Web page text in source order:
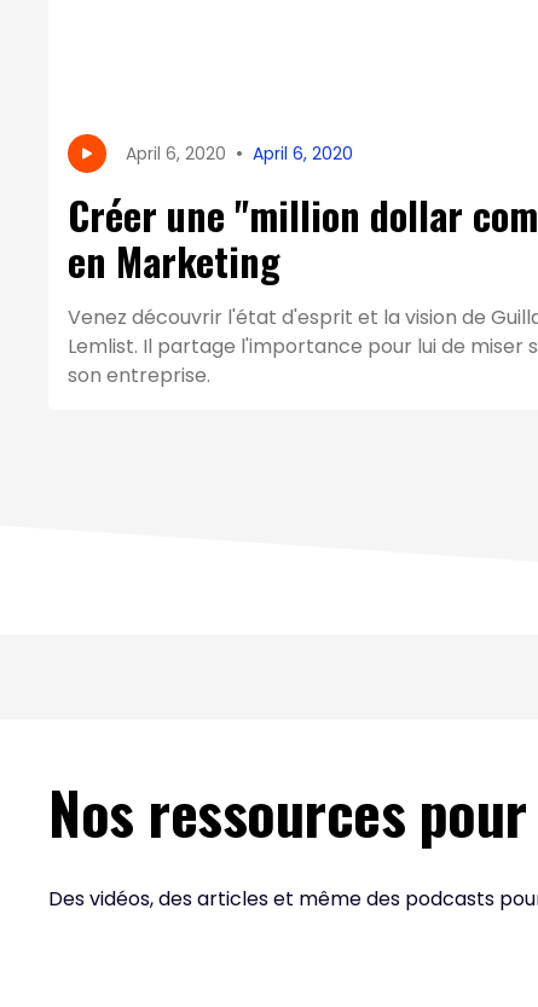
April 6, 2020 • April 6, 2020
Créer une "million dollar
en Marketing
Venez découvrir l'état d'esprit et la vision de
Lemlist. Il partage l'importance pour lui de miser
son entreprise.
Nos ressources
Des vidéos, des articles et même des podcasts